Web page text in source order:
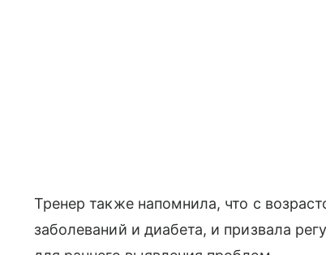
Тренер также напомнила, что с
заболеваний и диабета, и призвала